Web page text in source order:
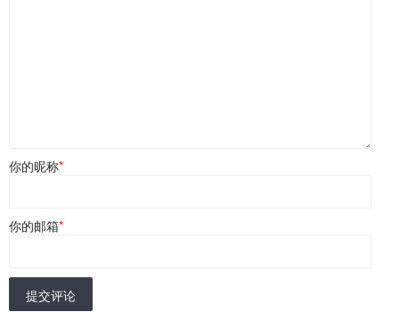
你的昵称*
你的邮箱*
提交评论